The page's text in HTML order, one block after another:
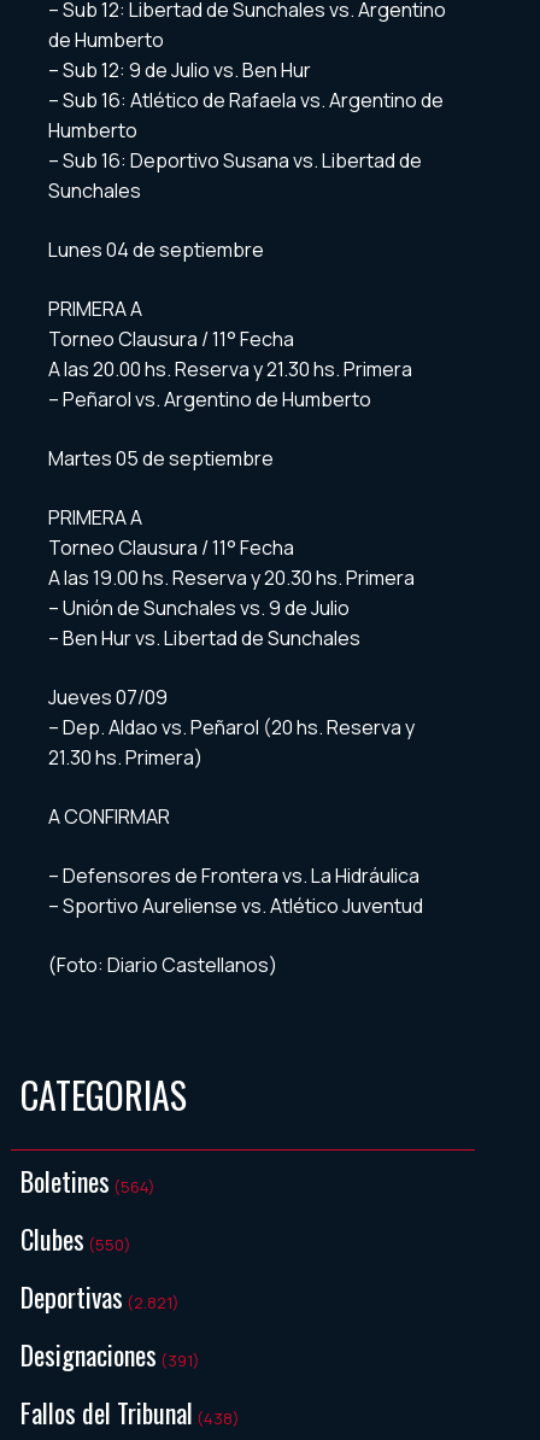
– Sub 12: Libertad de Sunchales vs. Argentino
de Humberto
– Sub 12: 9 de Julio vs. Ben Hur
– Sub 16: Atlético de Rafaela vs. Argentino de
Humberto
– Sub 16: Deportivo Susana vs. Libertad de
Sunchales
Lunes 04 de septiembre
PRIMERA A
Torneo Clausura / 11° Fecha
A las 20.00 hs. Reserva y 21.30 hs. Primera
– Peñarol vs. Argentino de Humberto
Martes 05 de septiembre
PRIMERA A
Torneo Clausura / 11° Fecha
A las 19.00 hs. Reserva y 20.30 hs. Primera
– Unión de Sunchales vs. 9 de Julio
– Ben Hur vs. Libertad de Sunchales
Jueves 07/09
– Dep. Aldao vs. Peñarol (20 hs. Reserva y
21.30 hs. Primera)
A CONFIRMAR
– Defensores de Frontera vs. La Hidráulica
– Sportivo Aureliense vs. Atlético Juventud
(Foto: Diario Castellanos)
CATEGORIAS
Boletines (564)
Clubes (550)
Deportivas (2.821)
Designaciones (391)
Fallos del Tribunal (438)